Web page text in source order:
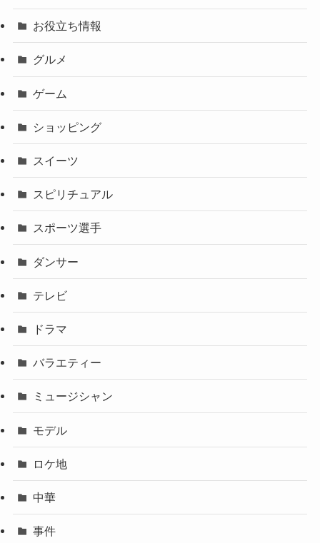
お役立ち情報
グルメ
ゲーム
ショッピング
スイーツ
スピリチュアル
スポーツ選手
ダンサー
テレビ
ドラマ
バラエティー
ミュージシャン
モデル
ロケ地
中華
事件